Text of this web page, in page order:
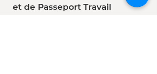
et de Passeport Travail